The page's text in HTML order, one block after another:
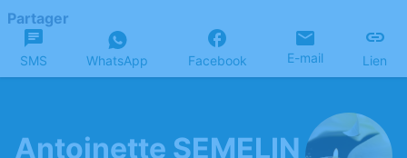
Partager
SMS WhatsApp Facebook E-mail Lien
Antoinette SEMELIN